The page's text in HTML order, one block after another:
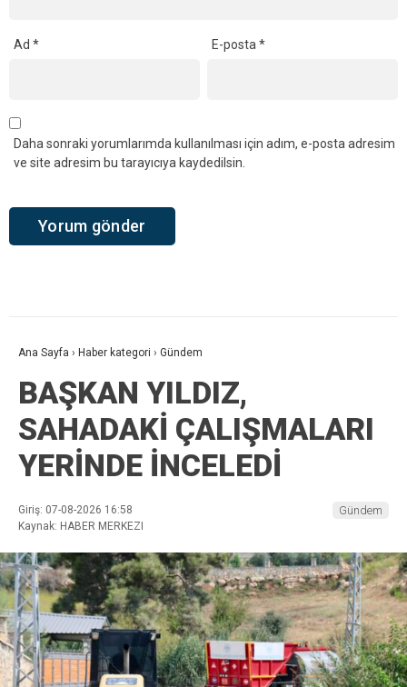
Ad * E-posta*
Daha sonraki yorumlarımda kullanılması için adım, e-posta adresim
ve site adresim bu tarayıcıya kaydedilsin.
Ana Sayfa › Haber kategori › Gündem
BAŞKAN YILDIZ,
SAHADAKİ ÇALIŞMALARI
YERİNDE İNCELEDİ
Giriş: 07-08-2026 16:58
Kaynak: HABER MERKEZI
Gündem